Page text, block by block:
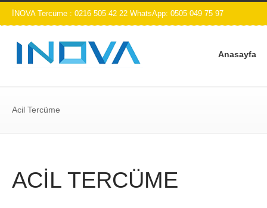
İNOVA Tercüme : 0216 505 42 22 WhatsApp: 0505 049 75 97
Anasayfa
Acil Tercüme
ACİL TERCÜME